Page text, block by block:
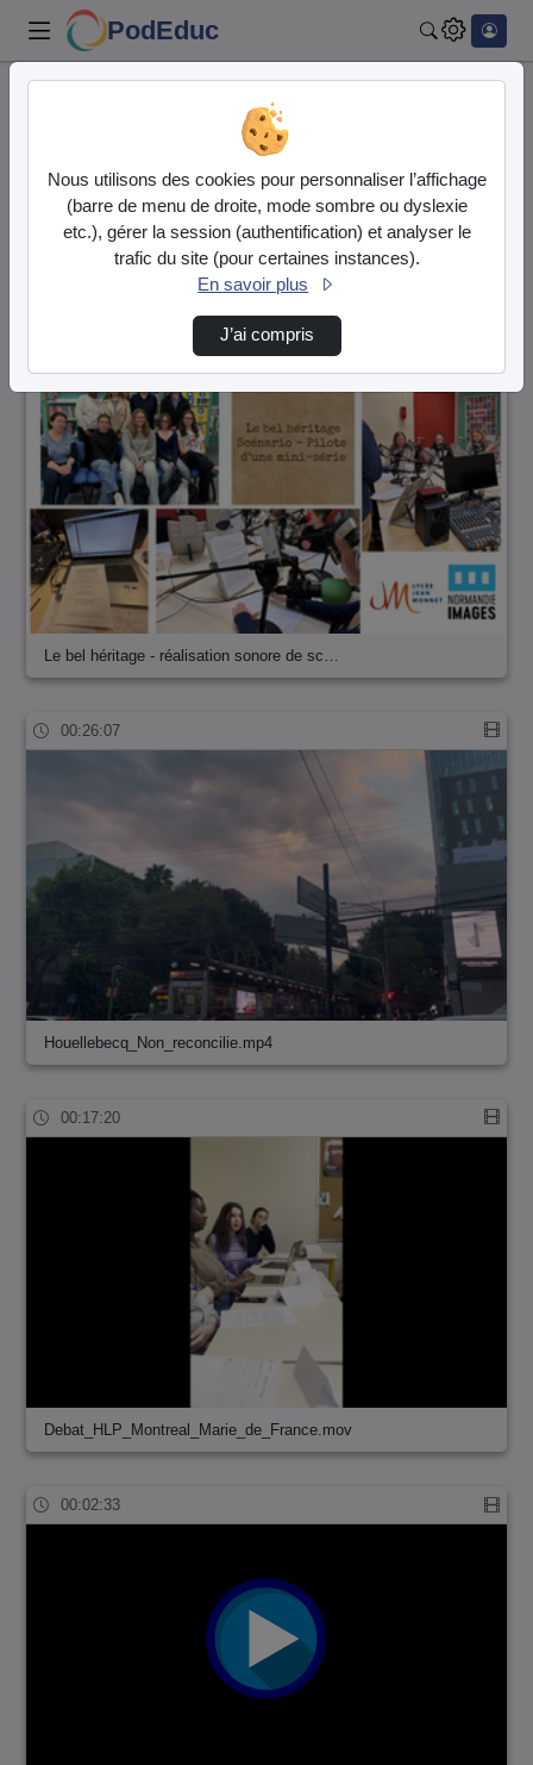
PodEduc
61 vidéos trouvées
Audio Vidéo
Direction de tri
Le bel héritage - réalisation sonore de sc…
00:26:07
Houellebecq_Non_reconcilie.mp4
00:17:20
Debat_HLP_Montreal_Marie_de_France.mov
00:02:33
Nous utilisons des cookies pour personnaliser l’affichage
(barre de menu de droite, mode sombre ou dyslexie
etc.), gérer la session (authentification) et analyser le
trafic du site (pour certaines instances).
En savoir plus
J’ai compris